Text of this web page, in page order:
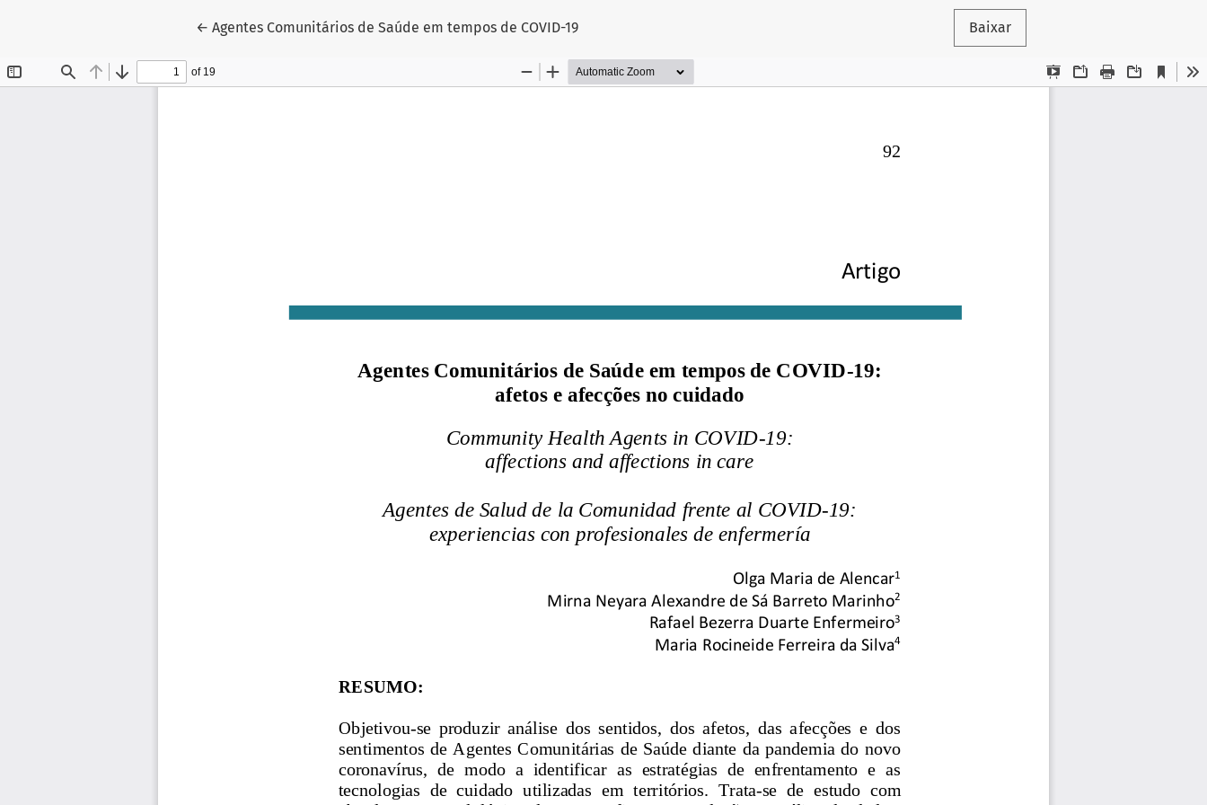
← Voltar aos Detalhes do Artigo
Agentes Comunitários de Saúde em tempos de COVID-19 Baixar